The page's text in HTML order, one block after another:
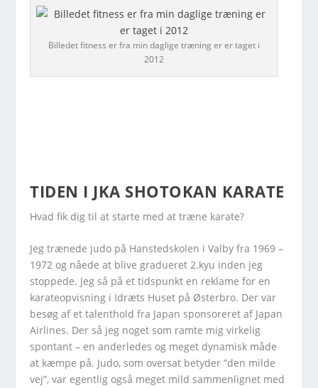
Billedet fitness er fra min daglige træning er er taget i
2012
TIDEN I JKA SHOTOKAN KARATE
Hvad fik dig til at starte med at træne karate?
Jeg trænede judo på Hanstedskolen i Valby fra 1969 –
1972 og nåede at blive gradueret 2.kyu inden jeg
stoppede. Jeg så på et tidspunkt en reklame for en
karateopvisning i Idræts Huset på Østerbro. Der var
besøg af et talenthold fra Japan sponsoreret af Japan
Airlines. Der så jeg noget som ramte mig virkelig
spontant – en anderledes og meget dynamisk måde
at kæmpe på. Judo, som oversat betyder ”den milde
vej”, var egentlig også meget mild sammenlignet med